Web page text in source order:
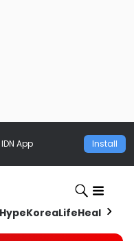
App Install
HypeKoreaLifeHealth